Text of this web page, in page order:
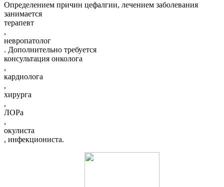
Определением причин цефалгии, лечением заболевания
занимается
терапевт
,
невропатолог
. Дополнительно требуется
консультация онколога
,
кардиолога
,
хирурга
,
ЛОРа
,
окулиста
, инфекциониста.